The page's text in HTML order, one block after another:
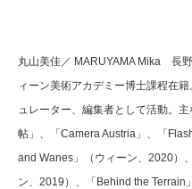
丸山美佳／ MARUYAMA Mika 長
ィーン美術アカデミー博士課程在
ュレーター、編集者として活動。
帖」、「Camera Austria」、「
and Wanes」（ウィーン、2020）
ン、2019）、「Behind the Terrain